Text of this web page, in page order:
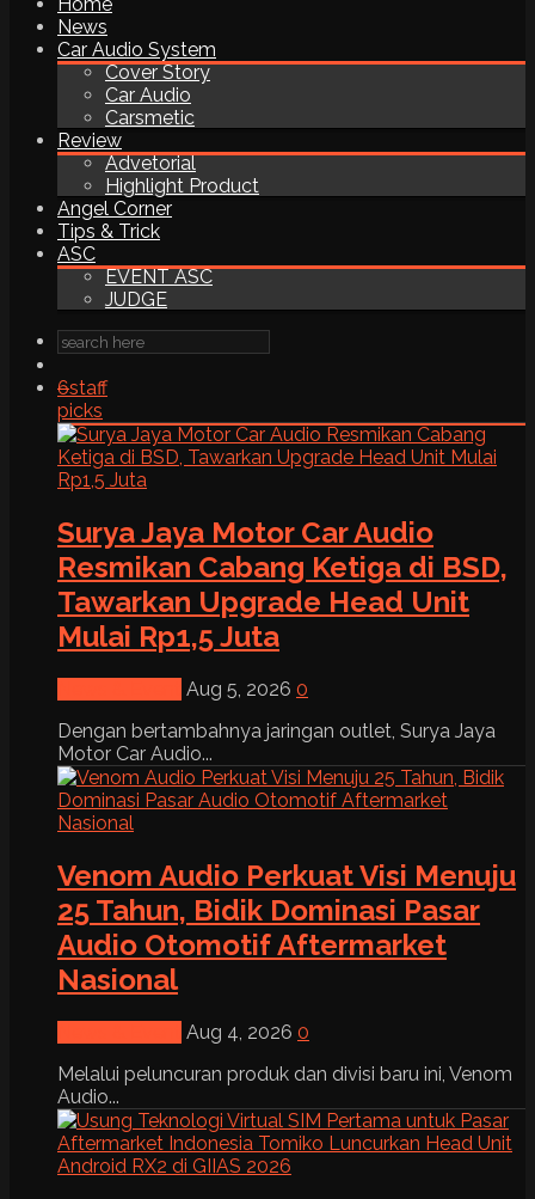
News
Car Audio System
Cover Story
Car Audio
Carsmetic
Review
Advetorial
Highlight Product
Angel Corner
Tips & Trick
ASC
EVENT ASC
JUDGE
6staff
picks
Surya Jaya Motor Car Audio
Resmikan Cabang Ketiga di BSD,
Tawarkan Upgrade Head Unit
Mulai Rp1,5 Juta
Aug 5, 2026 0
Dengan bertambahnya jaringan outlet, Surya Jaya
Motor Car Audio...
Venom Audio Perkuat Visi Menuju
25 Tahun, Bidik Dominasi Pasar
Audio Otomotif Aftermarket
Nasional
Aug 4, 2026 0
Melalui peluncuran produk dan divisi baru ini, Venom
Audio...